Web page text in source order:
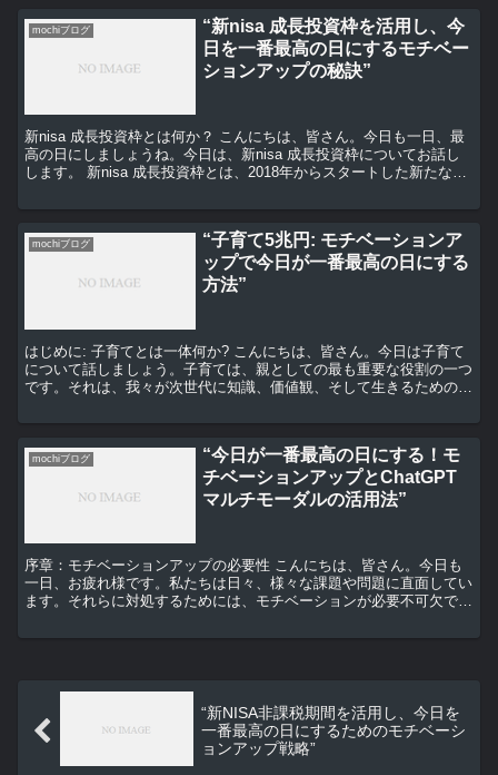
mochiブログ
“新nisa 成長投資枠を活用し、今
日を一番最高の日にするモチベー
ションアップの秘訣”
新nisa 成長投資枠とは何か？ こんにちは、皆さん。今日も一日、最
高の日にしましょうね。今日は、新nisa 成長投資枠についてお話し
します。 新nisa 成長投資枠とは、2018年からスタートした新たな
mochiブログ
“子育て5兆円: モチベーションア
ップで今日が一番最高の日にする
方法”
はじめに: 子育てとは一体何か? こんにちは、皆さん。今日は子育て
について話しましょう。子育ては、親としての最も重要な役割の一つ
です。それは、我々が次世代に知識、価値観、そして生きるためのス
mochiブログ
“今日が一番最高の日にする！モ
チベーションアップとChatGPT
マルチモーダルの活用法”
序章：モチベーションアップの必要性 こんにちは、皆さん。今日も
一日、お疲れ様です。私たちは日々、様々な課題や問題に直面してい
ます。それらに対処するためには、モチベーションが必要不可欠で
“新NISA非課税期間を活用し、今日を
一番最高の日にするためのモチベーシ
ョンアップ戦略”